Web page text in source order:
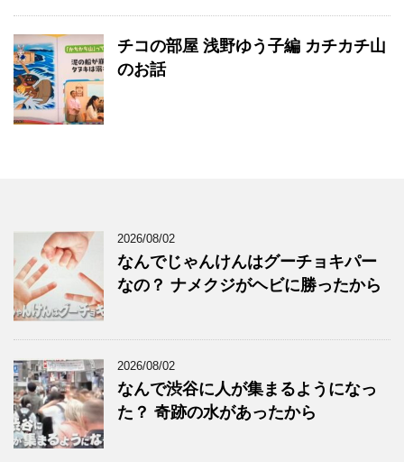
チコの部屋 浅野ゆう子編 カチカチ山
のお話
2026/08/02
なんでじゃんけんはグーチョキパー
なの？ ナメクジがヘビに勝ったから
2026/08/02
なんで渋谷に人が集まるようになっ
た？ 奇跡の水があったから